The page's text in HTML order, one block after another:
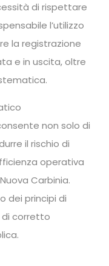
di rispettare
l’utilizzo
la registrazione
e in uscita, oltre
non solo di
il rischio di
operativa
Carbinia.
dei principi di
corretto